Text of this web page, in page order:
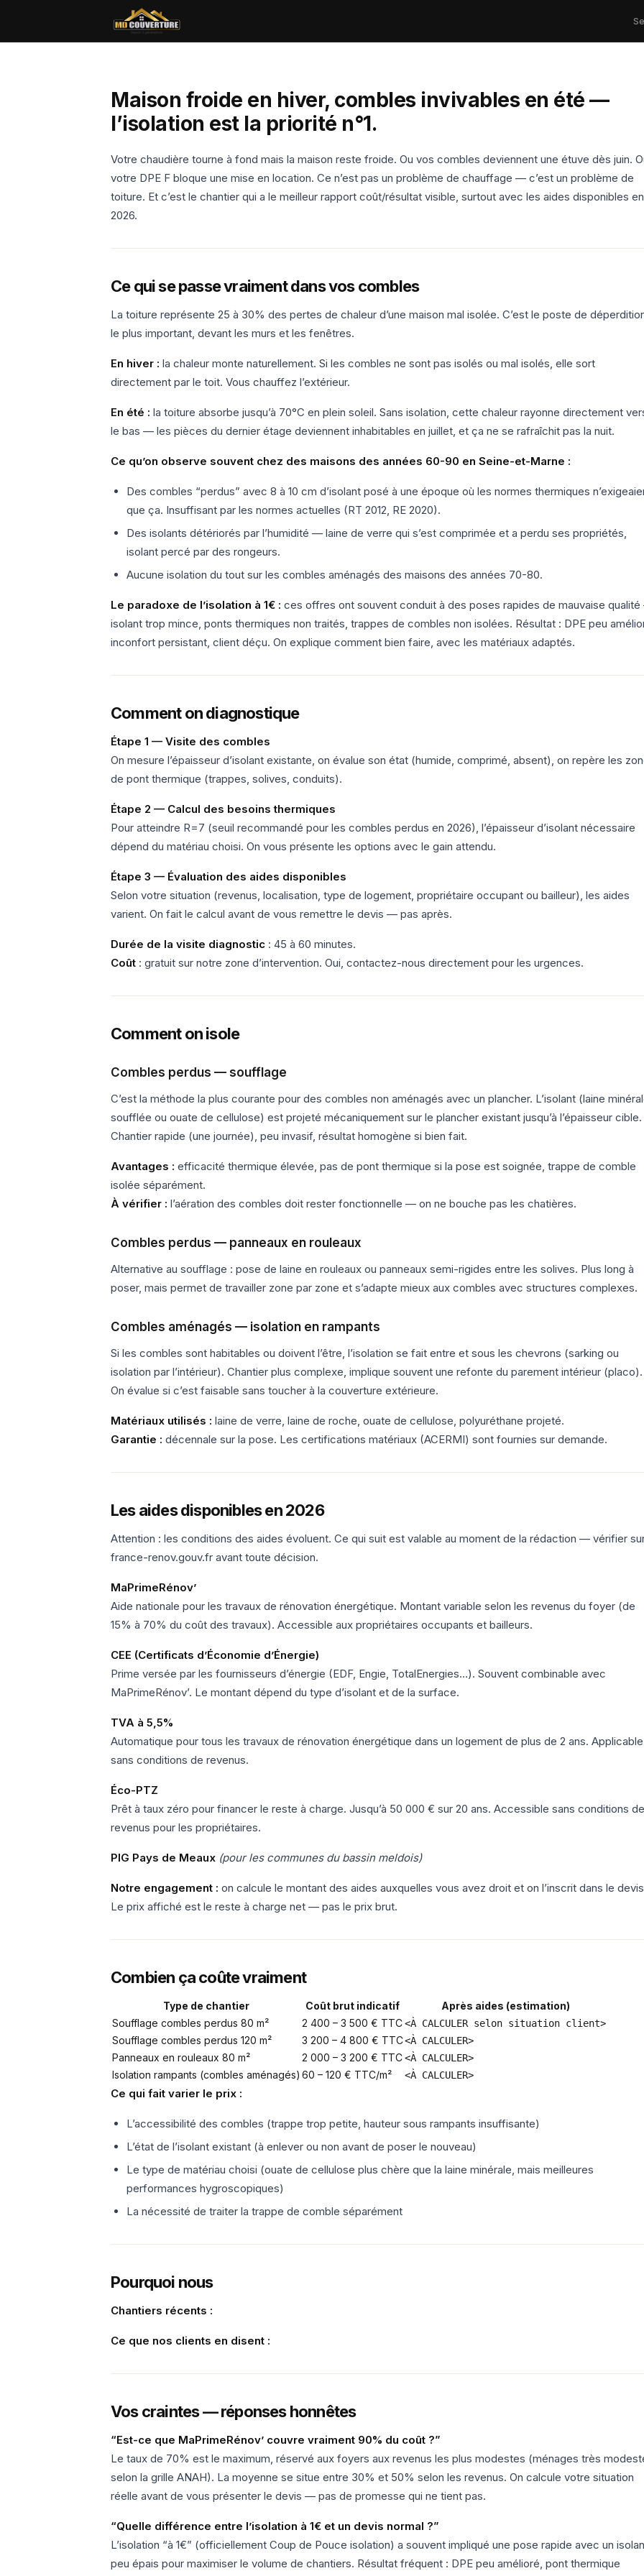
Maison froide en hiver, combles invivables en été —
l’isolation est la priorité n°1.
Votre chaudière tourne à fond mais la maison reste froide. Ou vos combles deviennent une étuve dès juin.
votre DPE F bloque une mise en location. Ce n’est pas un problème de chauffage — c’est un problème de
toiture. Et c’est le chantier qui a le meilleur rapport coût/résultat visible, surtout avec les aides disponibles en
2026.
Ce qui se passe vraiment dans vos combles
La toiture représente 25 à 30% des pertes de chaleur d’une maison mal isolée. C’est le poste de
le plus important, devant les murs et les fenêtres.
En hiver : la chaleur monte naturellement. Si les combles ne sont pas isolés ou mal isolés, elle sort
directement par le toit. Vous chauffez l’extérieur.
En été : la toiture absorbe jusqu’à 70°C en plein soleil. Sans isolation, cette chaleur rayonne directement
le bas — les pièces du dernier étage deviennent inhabitables en juillet, et ça ne se rafraîchit pas la nuit.
Ce qu’on observe souvent chez des maisons des années 60-90 en Seine-et-Marne :
Des combles “perdus” avec 8 à 10 cm d’isolant posé à une époque où les normes thermiques
que ça. Insuffisant par les normes actuelles (RT 2012, RE 2020).
Des isolants détériorés par l’humidité — laine de verre qui s’est comprimée et a perdu ses propriétés,
isolant percé par des rongeurs.
Aucune isolation du tout sur les combles aménagés des maisons des années 70-80.
Le paradoxe de l’isolation à 1€ : ces offres ont souvent conduit à des poses rapides de mauvaise
isolant trop mince, ponts thermiques non traités, trappes de combles non isolées. Résultat : DPE peu
inconfort persistant, client déçu. On explique comment bien faire, avec les matériaux adaptés.
Comment on diagnostique
Étape 1 — Visite des combles
On mesure l’épaisseur d’isolant existante, on évalue son état (humide, comprimé, absent), on repère les
de pont thermique (trappes, solives, conduits).
Étape 2 — Calcul des besoins thermiques
Pour atteindre R=7 (seuil recommandé pour les combles perdus en 2026), l’épaisseur d’isolant nécessaire
dépend du matériau choisi. On vous présente les options avec le gain attendu.
Étape 3 — Évaluation des aides disponibles
Selon votre situation (revenus, localisation, type de logement, propriétaire occupant ou bailleur), les aides
varient. On fait le calcul avant de vous remettre le devis — pas après.
Durée de la visite diagnostic : 45 à 60 minutes.
Coût : gratuit sur notre zone d’intervention. Oui, contactez-nous directement pour les urgences.
Comment on isole
Combles perdus — soufflage
C’est la méthode la plus courante pour des combles non aménagés avec un plancher. L’isolant (laine
soufflée ou ouate de cellulose) est projeté mécaniquement sur le plancher existant jusqu’à l’épaisseur cible.
Chantier rapide (une journée), peu invasif, résultat homogène si bien fait.
Avantages : efficacité thermique élevée, pas de pont thermique si la pose est soignée, trappe de comble
isolée séparément.
À vérifier : l’aération des combles doit rester fonctionnelle — on ne bouche pas les chatières.
Combles perdus — panneaux en rouleaux
Alternative au soufflage : pose de laine en rouleaux ou panneaux semi-rigides entre les solives. Plus long à
poser, mais permet de travailler zone par zone et s’adapte mieux aux combles avec structures complexes.
Combles aménagés — isolation en rampants
Si les combles sont habitables ou doivent l’être, l’isolation se fait entre et sous les chevrons (sarking ou
isolation par l’intérieur). Chantier plus complexe, implique souvent une refonte du parement intérieur (placo).
On évalue si c’est faisable sans toucher à la couverture extérieure.
Matériaux utilisés : laine de verre, laine de roche, ouate de cellulose, polyuréthane projeté.
Garantie : décennale sur la pose. Les certifications matériaux (ACERMI) sont fournies sur demande.
Les aides disponibles en 2026
Attention : les conditions des aides évoluent. Ce qui suit est valable au moment de la rédaction — vérifier
france-renov.gouv.fr avant toute décision.
MaPrimeRénov’
Aide nationale pour les travaux de rénovation énergétique. Montant variable selon les revenus du foyer (de
15% à 70% du coût des travaux). Accessible aux propriétaires occupants et bailleurs.
CEE (Certificats d’Économie d’Énergie)
Prime versée par les fournisseurs d’énergie (EDF, Engie, TotalEnergies…). Souvent combinable avec
MaPrimeRénov’. Le montant dépend du type d’isolant et de la surface.
TVA à 5,5%
Automatique pour tous les travaux de rénovation énergétique dans un logement de plus de 2 ans. Applicable
sans conditions de revenus.
Éco-PTZ
Prêt à taux zéro pour financer le reste à charge. Jusqu’à 50 000 € sur 20 ans. Accessible sans conditions de
revenus pour les propriétaires.
PIG Pays de Meaux (pour les communes du bassin meldois)
Notre engagement : on calcule le montant des aides auxquelles vous avez droit et on l’inscrit dans le
Le prix affiché est le reste à charge net — pas le prix brut.
Combien ça coûte vraiment
Type de chantier Coût brut indicatif
Après aides (estimation)
Soufflage combles perdus 80 m²
2 400 – 3 500 € TTC<À CALCULER selon situation client>
Soufflage combles perdus 120 m² 3 200 – 4 800 € TTC<À CALCULER>
Panneaux en rouleaux 80 m² 2 000 – 3 200 € TTC<À CALCULER>
Isolation rampants (combles aménagés) 60 – 120 € TTC/m² <À CALCULER>
Ce qui fait varier le prix :
L’accessibilité des combles (trappe trop petite, hauteur sous rampants insuffisante)
L’état de l’isolant existant (à enlever ou non avant de poser le nouveau)
Le type de matériau choisi (ouate de cellulose plus chère que la laine minérale, mais meilleures
performances hygroscopiques)
La nécessité de traiter la trappe de comble séparément
Pourquoi nous
Chantiers récents :
Ce que nos clients en disent :
Vos craintes — réponses honnêtes
“Est-ce que MaPrimeRénov’ couvre vraiment 90% du coût ?”
Le taux de 70% est le maximum, réservé aux foyers aux revenus les plus modestes (ménages très
selon la grille ANAH). La moyenne se situe entre 30% et 50% selon les revenus. On calcule votre situation
réelle avant de vous présenter le devis — pas de promesse qui ne tient pas.
“Quelle différence entre l’isolation à 1€ et un devis normal ?”
L’isolation “à 1€” (officiellement Coup de Pouce isolation) a souvent impliqué une pose rapide avec un
peu épais pour maximiser le volume de chantiers. Résultat fréquent : DPE peu amélioré, pont thermique